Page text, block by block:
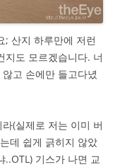
; 산지 하루만에 저런
지도 모르겠습니다. 너
고 손에만 들고다녔
(실제로 저는 이미 버
데 쉽게 긁히지 않았
..OTL) 기스가 나면 교